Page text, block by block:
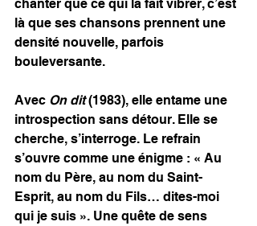
chanter que ce qui la fait vibrer, c’est
là que ses chansons prennent une
densité nouvelle, parfois
bouleversante.
Avec On dit (1983), elle entame une
introspection sans détour. Elle se
cherche, s’interroge. Le refrain
s’ouvre comme une énigme : « Au
nom du Père, au nom du Saint-
Esprit, au nom du Fils… dites-moi
qui je suis ». Une quête de sens